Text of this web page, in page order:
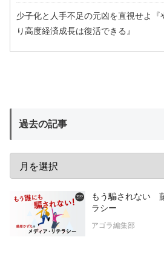
少子化と人手不足の元凶を直視せよ『
り高度経済成長は復活できる』
過去の記事
もう騙されない
ラシー
アゴラ編集部